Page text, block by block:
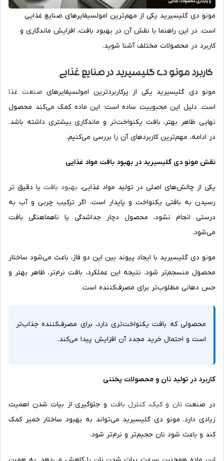
مونو دی گلیسیرید یکی از مهم‌ترین امولسیفایرهای صنایع غذایی
است. در این راهنما با نقش آن در بهبود بافت، افزایش ماندگاری و
کاربرد در محصولات مختلف آشنا شوید.
کاربرد مونو دی گلیسیرید در صنایع غذایی
مونو دی گلیسیرید یکی از پرکاربردترین امولسیفایرهای صنعت غذا
است. دلیل این محبوبیت ساده است: این ماده کمک می‌کند محصول
نهایی ظاهر بهتر، بافت یکنواخت‌تر و ماندگاری بیشتری داشته باشد.
در ادامه، مهم‌ترین کاربردهای آن را بررسی می‌کنیم.
نقش مونو دی گلیسیرید در بهبود بافت مواد غذایی
یکی از چالش‌های اصلی در تولید مواد غذایی، بهبود بافت یا دقیق تر
رسیدن به بافتی یکنواخت و پایدار است. اگر ترکیب چربی و آب به
درستی انجام نشود، محصول دچار جداشدگی یا ناهماهنگی بافت
می‌شود.
مونو دی گلیسیرید با ایجاد پیوند بین این دو فاز، باعث می‌شود ساختار
محصول منسجم‌تر شود. نتیجه این عملکرد، بافت نرم‌تر، ظاهر بهتر و
حس دهانی مطلوب‌تر برای مصرف‌کننده است.
محصولی که بافت یکنواخت‌تری دارد، برای مصرف‌کننده جذاب‌تر
است و احتمال خرید مجدد آن افزایش پیدا می‌کند.
کاربرد در تولید نان و محصولات پختنی
در صنعت نان و کیک،کنترل بافت و جلوگیری از بیات شدن اهمیت
زیادی دارد. مونو دی گلیسیرید می‌تواند به بهبود ساختار خمیر کمک
کند و باعث شود نان حجیم‌تر و نرم‌تر شود.